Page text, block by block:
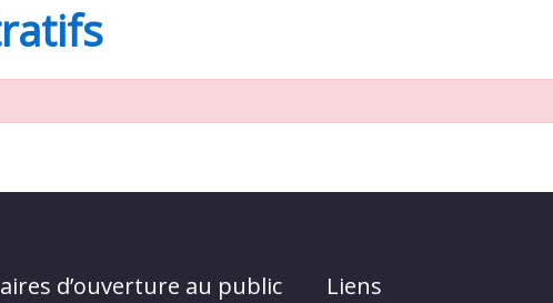
d’ouverture au public
Liens